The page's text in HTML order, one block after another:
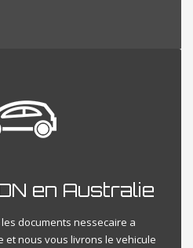
en Australie
documents nessecaire a
et nous vous livrons le vehicule